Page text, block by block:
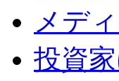
メデ
投資